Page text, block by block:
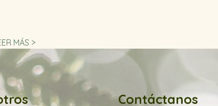
MÁS >
Contáctanos